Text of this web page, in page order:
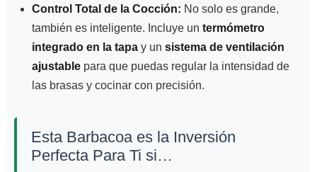
Control Total de la Cocción: No solo es grande,
también es inteligente. Incluye un termómetro
integrado en la tapa y un sistema de ventilación
ajustable para que puedas regular la intensidad de
las brasas y cocinar con precisión.
Esta Barbacoa es la Inversión
Perfecta Para Ti si…